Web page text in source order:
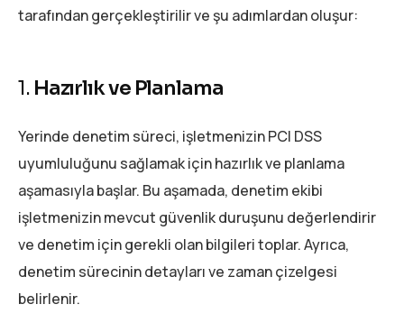
tarafından gerçekleştirilir ve şu adımlardan oluşur:
1. Hazırlık ve Planlama
Yerinde denetim süreci, işletmenizin PCI DSS
uyumluluğunu sağlamak için hazırlık ve planlama
aşamasıyla başlar. Bu aşamada, denetim ekibi
işletmenizin mevcut güvenlik duruşunu değerlendirir
ve denetim için gerekli olan bilgileri toplar. Ayrıca,
denetim sürecinin detayları ve zaman çizelgesi
belirlenir.